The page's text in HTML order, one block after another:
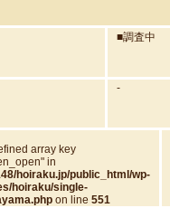
■調査中
-
array key
in
hoiraku.jp/public_html/wp-
hoiraku/single-
on line551